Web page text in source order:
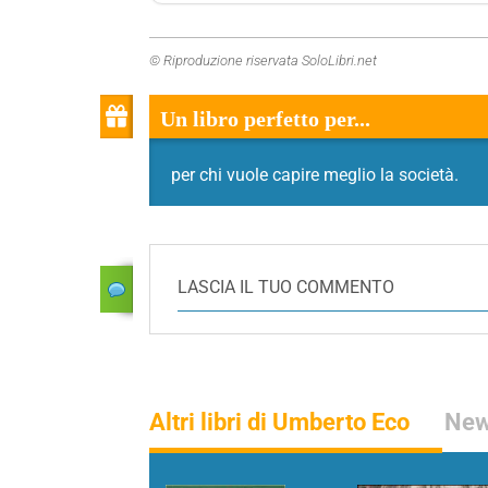
© Riproduzione riservata SoloLibri.net
Un libro perfetto per...
per chi vuole capire meglio la società.
LASCIA IL TUO COMMENTO
Altri libri di Umberto Eco